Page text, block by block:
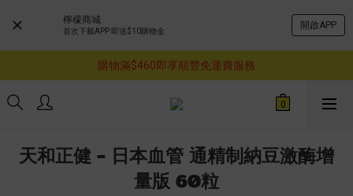
檸檬商城
首次下載APP 即送$10購物金
開啟APP
購物滿$460即享順豐免運費服務
購物滿$460即享順豐免運費服務
已支持葵涌門市自取服務-請先預約
天和正健 - 日本血管 通精制納豆激酶增
量版 60粒